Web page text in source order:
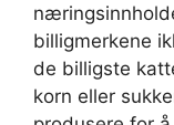
billigmerkene
de billigste
korn eller